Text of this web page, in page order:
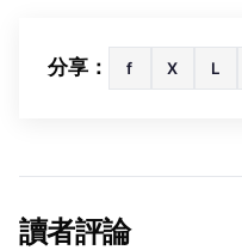
分享： f X L
讀者評論